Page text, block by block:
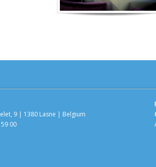
9 | 1380 Lasne | Belgium
00